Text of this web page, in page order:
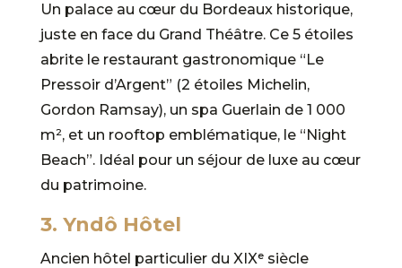
Un palace au cœur du Bordeaux historique,
juste en face du Grand Théâtre. Ce 5 étoiles
abrite le restaurant gastronomique “Le
Pressoir d’Argent” (2 étoiles Michelin,
Gordon Ramsay), un spa Guerlain de 1 000
m², et un rooftop emblématique, le “Night
Beach”. Idéal pour un séjour de luxe au cœur
du patrimoine.
3. Yndô Hôtel
Ancien hôtel particulier du XIXᵉ siècle